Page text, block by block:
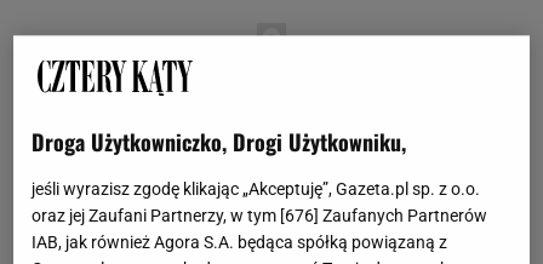
Droga Użytkowniczko, Drogi Użytkowniku,
jeśli wyrazisz zgodę klikając „Akceptuję”, Gazeta.pl sp. z o.o.
oraz jej Zaufani Partnerzy, w tym [676] Zaufanych Partnerów
IAB, jak również Agora S.A. będąca spółką powiązaną z